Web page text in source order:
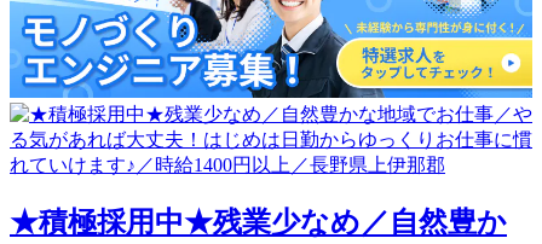
★積極採用中★残業少なめ／自然豊か